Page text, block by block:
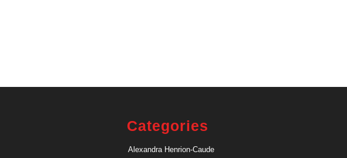
Categories
Alexandra Henrion-Caude